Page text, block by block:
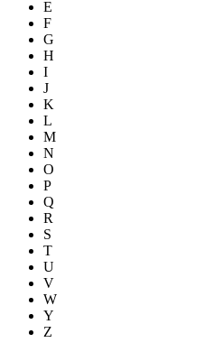
E
F
G
H
I
J
K
L
M
N
O
P
Q
R
S
T
U
V
W
Y
Z